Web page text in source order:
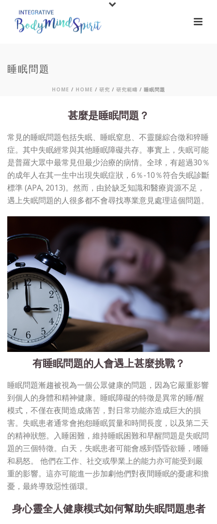
睡眠問題
HOME / HOME / 研究 / 研究範疇 / 睡眠問題
甚麼是睡眠問題？
常見的睡眠問題包括失眠、睡眠窒息、不靈腿綜合徵和猝睡
症。其中失眠經常與其他睡眠障礙共存。事實上，失眠可能
是普羅大眾中最常見但最少治療的病情。全球，有超過30％
的成年人在其一生中出現失眠症狀，6％-10％符合失眠診斷
標準 (APA, 2013)。然而，由於缺乏知識和醫療資源不足，
遇上失眠問題的人很多都不會尋找專業意見處理這個問題。
有睡眠問題的人會遇上甚麼挑戰？
睡眠問題漸趨被視為一個公眾健康的問題，因為它嚴重影響
到個人的身體和精神健康。睡眠障礙的特徵是異常的睡/醒
模式，不僅在夜間造成痛苦，對日常功能亦造成巨大的損
害。失眠患者通常會抱怨睡眠質量和時間長度，以及第二天
的精神狀態。入睡困難，維持睡眠困難和早醒問題是失眠問
題的三個特徵。白天，失眠患者可能會感到昏昏欲睡，嗜睡
和易怒。 他們在工作、社交或學業上的能力亦可能受到嚴
重的影響。這亦可能進一步加劇他們對夜間睡眠的憂慮和擔
憂，最終導致惡性循環。
身心靈全人健康模式如何幫助失眠問題患者